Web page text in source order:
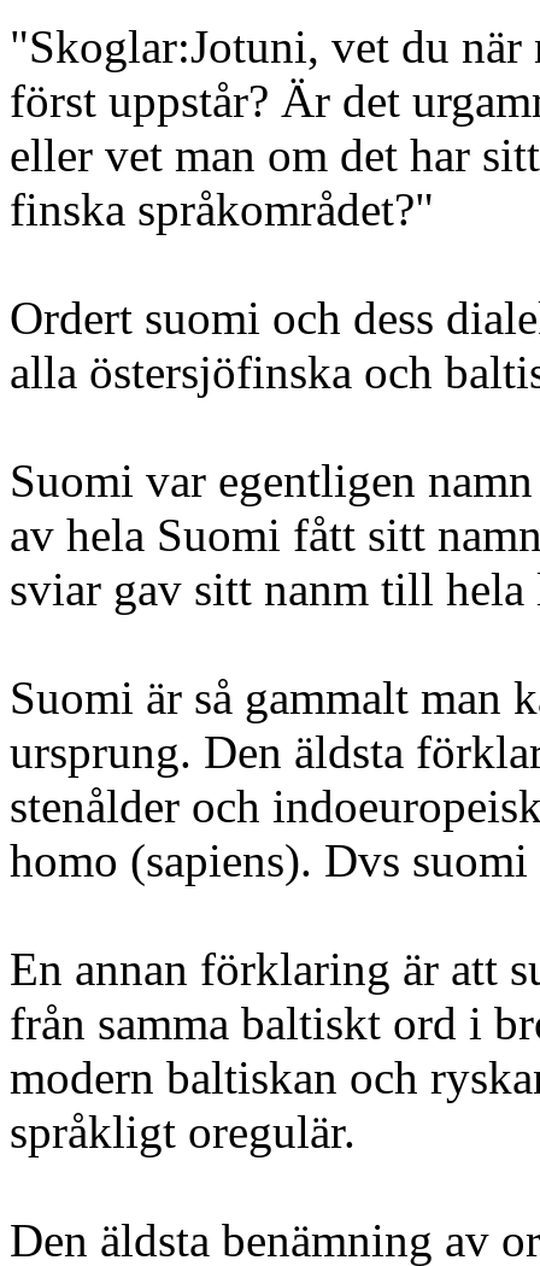
"Skoglar:Jotuni, vet du när
först uppstår? Är det
eller vet man om det har
finska språkområdet?"
Ordert suomi och dess
alla östersjöfinska och
Suomi var egentligen
av hela Suomi fått sitt
sviar gav sitt nanm till hela
Suomi är så gammalt man
ursprung. Den äldsta
stenålder och
homo (sapiens). Dvs
En annan förklaring är att
från samma baltiskt ord i
modern baltiskan och
språkligt oregulär.
Den äldsta benämning av